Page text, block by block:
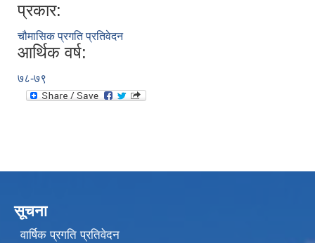
प्रकार:
चौमासिक प्रगति प्रतिवेदन
आर्थिक वर्ष:
७८-७९
सूचना
वार्षिक प्रगति प्रतिवेदन